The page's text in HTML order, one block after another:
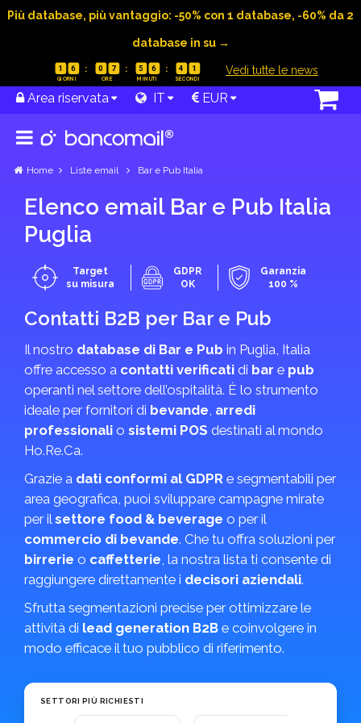
Più database, più vantaggio: -50% con 1 database, -60% da 2
database in su →
1 6 0 7 5 6 4 0 Vedi tutte le news
Area riservata IT EUR
Home Liste email Bar e Pub Italia
Elenco email Bar e Pub Italia
Puglia
Target
su misura
GDPR
OK
Garanzia
100 %
Contatti B2B per Bar e Pub
Il nostro database di Bar e Pub in Puglia, Italia
offre accesso a contatti verificati di bar e pub
operanti nel settore dell’ospitalità. È lo strumento
ideale per fornitori di bevande, arredi
professionali o sistemi POS destinati al mondo
Ho.Re.Ca.
Grazie a dati conformi al GDPR e segmentabili per
area geografica, puoi sviluppare campagne mirate
per ilsettore food & beverage o per il
commercio di bevande. Che tu offra soluzioni per
birrerie o caffetterie, la nostra lista ti consente di
raggiungere direttamente i decisori aziendali.
Sfrutta segmentazioni precise per ottimizzare le
attività di lead generation B2B e coinvolgere in
modo efficace il tuo pubblico di riferimento.
SETTORI PIÙ RICHIESTI